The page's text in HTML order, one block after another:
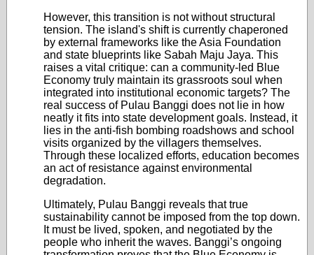
However, this transition is not without structural
tension. The island's shift is currently chaperoned
by external frameworks like the Asia Foundation
and state blueprints like Sabah Maju Jaya. This
raises a vital critique: can a community-led Blue
Economy truly maintain its grassroots soul when
integrated into institutional economic targets? The
real success of Pulau Banggi does not lie in how
neatly it fits into state development goals. Instead, it
lies in the anti-fish bombing roadshows and school
visits organized by the villagers themselves.
Through these localized efforts, education becomes
an act of resistance against environmental
degradation.
Ultimately, Pulau Banggi reveals that true
sustainability cannot be imposed from the top down.
It must be lived, spoken, and negotiated by the
people who inherit the waves. Banggi’s ongoing